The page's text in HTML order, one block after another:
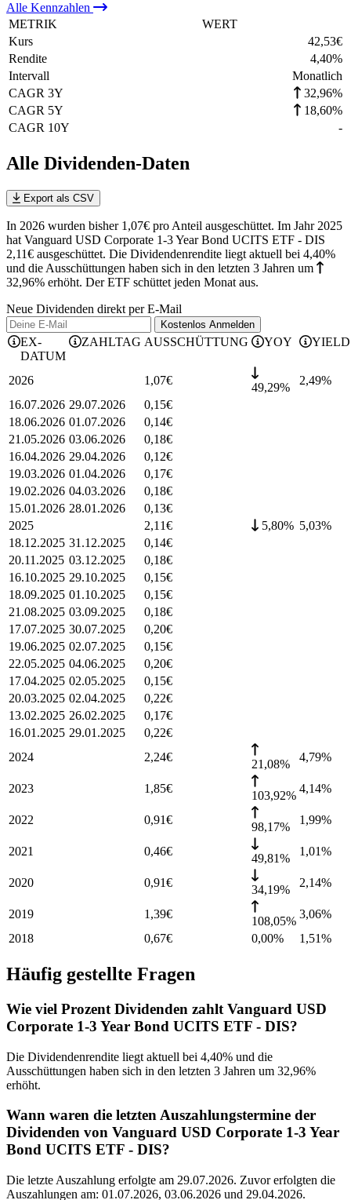
Alle Kennzahlen
METRIK
WERT
Kurs
42,53€
Rendite
4,40%
Intervall
Monatlich
CAGR 3Y
32,96%
CAGR 5Y
18,60%
CAGR 10Y
-
Alle Dividenden-Daten
Export als CSV
In 2026 wurden bisher 1,07€ pro Anteil ausgeschüttet. Im Jahr 2025
hat Vanguard USD Corporate 1-3 Year Bond UCITS ETF - DIS
2,11€ ausgeschüttet. Die Dividendenrendite liegt aktuell bei 4,40%
und die Ausschüttungen haben sich in den letzten 3 Jahren um
32,96% erhöht. Der ETF schüttet jeden Monat aus.
Neue Dividenden direkt per E-Mail
Kostenlos Anmelden
EX-
DATUM
ZAHLTAG AUSSCHÜTTUNG YOY YIELD
2026 1,07€
49,29%
2,49%
16.07.2026 29.07.2026 0,15€
18.06.2026 01.07.2026 0,14€
21.05.2026 03.06.2026 0,18€
16.04.2026 29.04.2026 0,12€
19.03.2026 01.04.2026 0,17€
19.02.2026 04.03.2026 0,18€
15.01.2026 28.01.2026 0,13€
2025
2,11€ 5,80% 5,03%
18.12.2025 31.12.2025 0,14€
20.11.2025 03.12.2025 0,18€
16.10.2025 29.10.2025 0,15€
18.09.2025 01.10.2025 0,15€
21.08.2025 03.09.2025 0,18€
17.07.2025 30.07.2025 0,20€
19.06.2025 02.07.2025 0,15€
22.05.2025 04.06.2025 0,20€
17.04.2025 02.05.2025 0,15€
20.03.2025 02.04.2025 0,22€
13.02.2025 26.02.2025 0,17€
16.01.2025 29.01.2025 0,22€
2024
2,24€
21,08%
4,79%
2023 1,85€
103,92%
4,14%
2022 0,91€
98,17%
1,99%
2021 0,46€
49,81%
1,01%
2020 0,91€
34,19%
2,14%
2019 1,39€
108,05%
3,06%
2018
0,67€ 0,00% 1,51%
Häufig gestellte Fragen
Wie viel Prozent Dividenden zahlt Vanguard USD
Corporate 1-3 Year Bond UCITS ETF - DIS?
Die Dividendenrendite liegt aktuell bei 4,40% und die
Ausschüttungen haben sich in den letzten 3 Jahren um 32,96%
erhöht.
Wann waren die letzten Auszahlungstermine der
Dividenden von Vanguard USD Corporate 1-3 Year
Bond UCITS ETF - DIS?
Die letzte Auszahlung erfolgte am 29.07.2026. Zuvor erfolgten die
Auszahlungen am: 01.07.2026, 03.06.2026 und 29.04.2026.